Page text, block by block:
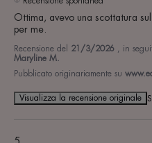
Ottima, avevo una scottatura
per me.
Recensione del 21/3/2026 , in
Maryline M.
Pubblicato originariamente su
Visualizza la recensione originale